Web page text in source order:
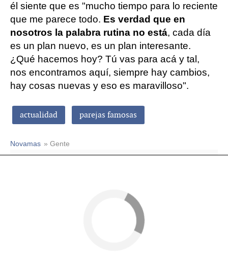
él siente que es "mucho tiempo para lo reciente
que me parece todo. Es verdad que en
nosotros la palabra rutina no está, cada día
es un plan nuevo, es un plan interesante.
¿Qué hacemos hoy? Tú vas para acá y tal,
nos encontramos aquí, siempre hay cambios,
hay cosas nuevas y eso es maravilloso".
actualidad parejas famosas
Novamas » Gente